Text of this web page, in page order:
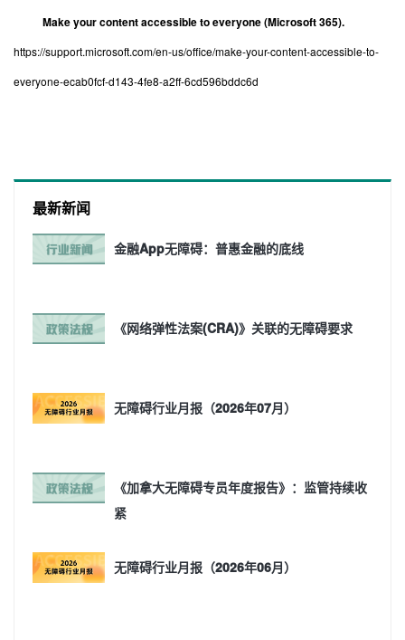
Make your content accessible to everyone (Microsoft 365).
https://support.microsoft.com/en-us/office/make-your-content-accessible-to-
everyone-ecab0fcf-d143-4fe8-a2ff-6cd596bddc6d
最新新闻
金融App无障碍：普惠金融的底线
《网络弹性法案(CRA)》关联的无障碍要求
无障碍行业月报（2026年07月）
《加拿大无障碍专员年度报告》：监管持续收
紧
无障碍行业月报（2026年06月）